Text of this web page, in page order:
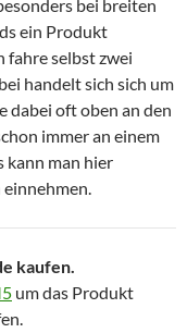
bei breiten
ein Produkt
fahre selbst zwei
handelt sich sich um
dabei oft oben an den
immer an einem
kann man hier
kaufen.
um das Produkt